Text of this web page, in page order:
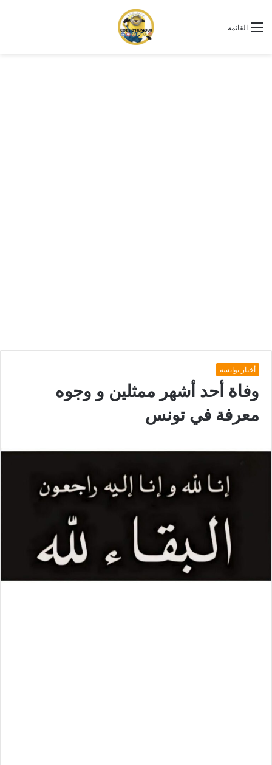
القائمة
أخبار توانسة
وفاة أحد أشهر ممثلين و وجوه
معرفة في تونس